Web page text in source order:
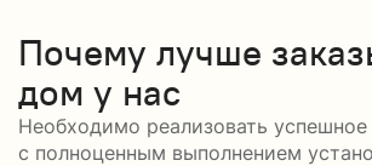
Почему лучше
дом у нас
Необходимо реализовать успешное
с полноценным выполнением